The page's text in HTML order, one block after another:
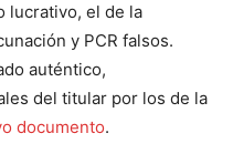
lucrativo, el de la
y PCR falsos.
auténtico,
del titular por los de la
documento.